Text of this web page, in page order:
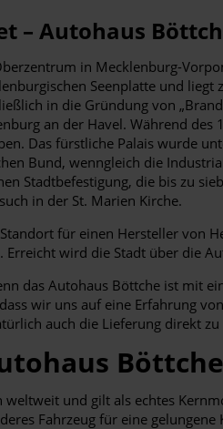
– Autohaus
in Mecklenburg-
Seenplatte und
in die Gründung von
an der Havel. Während
Das fürstliche Palais wurde
Bund, wenngleich die
Stadtbefestigung, die bis zu
in der St. Marien Kirche.
für einen Hersteller von
wird die Stadt über die
das Autohaus Böttche ist
wir uns auf eine Erfahrung
auch die Lieferung direkt
und gilt als echtes
Fahrzeug für eine